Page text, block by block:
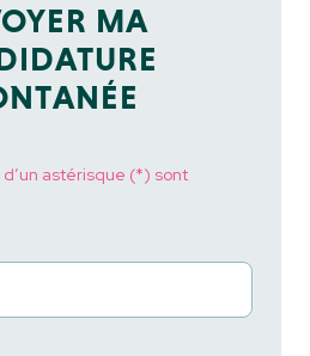
MA
astérisque (*) sont